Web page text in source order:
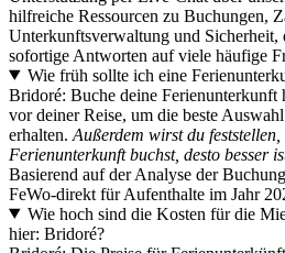
hilfreiche Ressourcen zu Buchungen,
Unterkunftsverwaltung und Sicherheit,
sofortige Antworten auf viele häufige
Wie früh sollte ich eine
Bridoré: Buche deine Ferienunterkunft
vor deiner Reise, um die beste
erhalten. Außerdem wirst du
Ferienunterkunft buchst, desto besser
Basierend auf der Analyse der
FeWo-direkt für Aufenthalte im Jahr
Wie hoch sind die Kosten für die
hier: Bridoré?